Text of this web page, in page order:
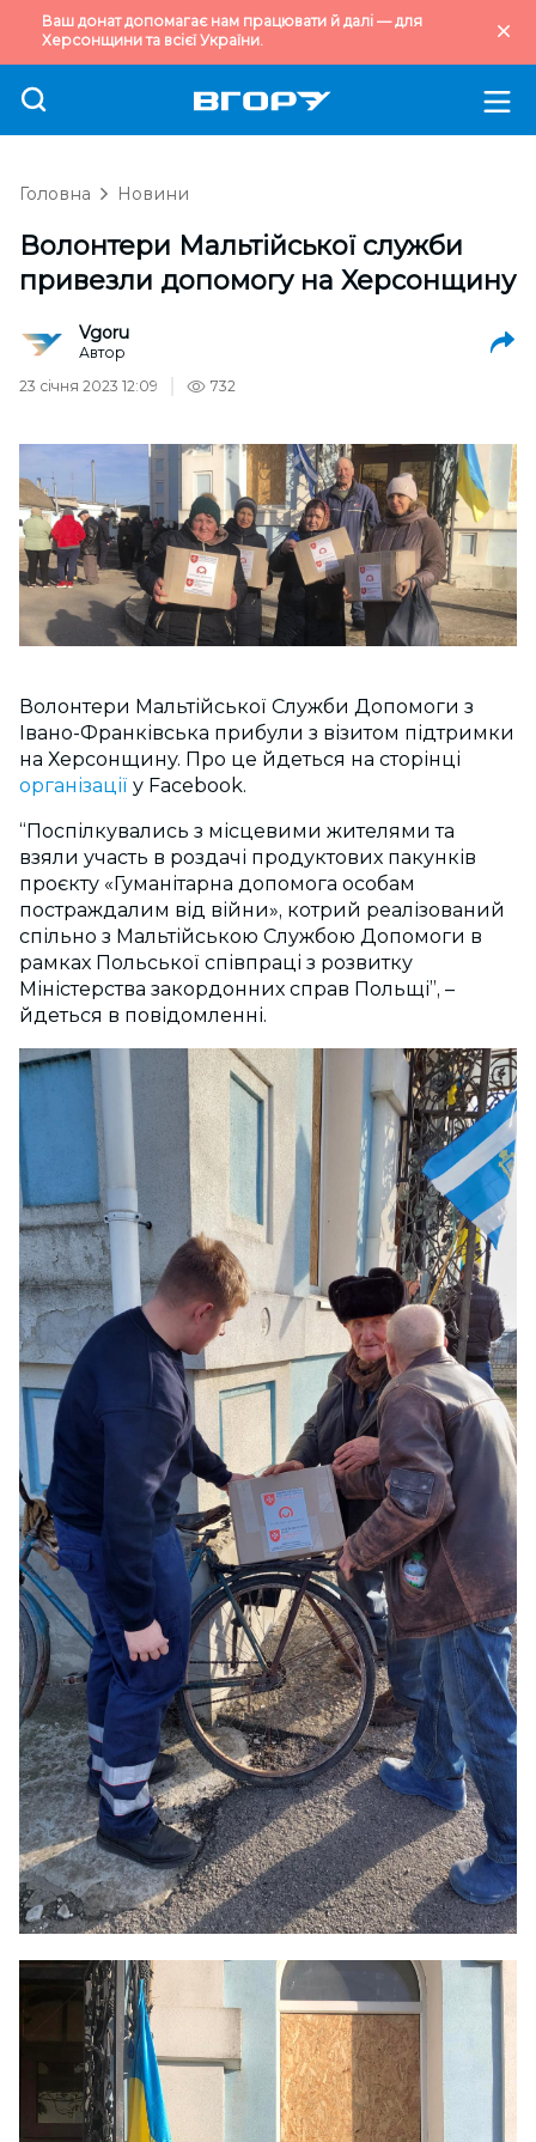
Ваш донат допомагає нам працювати й далі — для
Херсонщини та всієї України.
Головна Новини
Волонтери Мальтійської служби
привезли допомогу на Херсонщину
Vgoru
Автор
23 січня 2023 12:09
732
Волонтери Мальтійської Служби Допомоги з
Івано-Франківська прибули з візитом підтримки
на Херсонщину. Про це йдеться на сторінці
організації у Facebook.
“Поспілкувались з місцевими жителями та
взяли участь в роздачі продуктових пакунків
проєкту «Гуманітарна допомога особам
постраждалим від війни», котрий реалізований
спільно з Мальтійською Службою Допомоги в
рамках Польської співпраці з розвитку
Міністерства закордонних справ Польщі”, –
йдеться в повідомленні.